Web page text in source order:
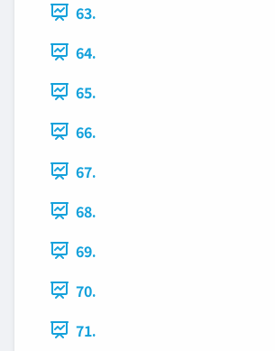
63.
64.
65.
66.
67.
68.
69.
70.
71.